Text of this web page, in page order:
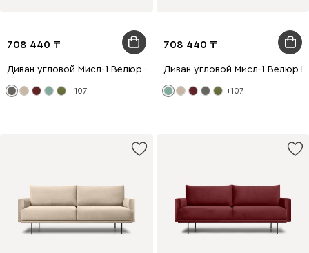
708 440
Диван угловой Мисл-1 Велюр Серый
+107
708 440
Диван угловой Мисл-1 Велюр
+107